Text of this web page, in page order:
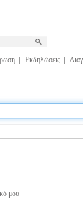
Εκδηλώσεις
μου